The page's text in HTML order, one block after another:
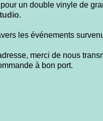
pour un double vinyle de
.
les événements
merci de nous
à bon port.